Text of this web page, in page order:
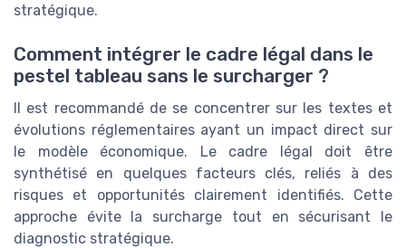
stratégique.
Comment intégrer le cadre légal dans le
pestel tableau sans le surcharger ?
Il est recommandé de se concentrer sur les textes et
évolutions réglementaires ayant un impact direct sur
le modèle économique. Le cadre légal doit être
synthétisé en quelques facteurs clés, reliés à des
risques et opportunités clairement identifiés. Cette
approche évite la surcharge tout en sécurisant le
diagnostic stratégique.